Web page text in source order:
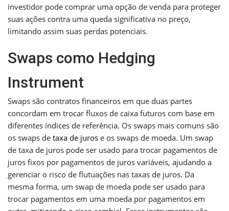
investidor pode comprar uma opção de venda para proteger
suas ações contra uma queda significativa no preço,
limitando assim suas perdas potenciais.
Swaps como Hedging
Instrument
Swaps são contratos financeiros em que duas partes
concordam em trocar fluxos de caixa futuros com base em
diferentes índices de referência. Os swaps mais comuns são
os swaps de taxa de juros e os swaps de moeda. Um swap
de taxa de juros pode ser usado para trocar pagamentos de
juros fixos por pagamentos de juros variáveis, ajudando a
gerenciar o risco de flutuações nas taxas de juros. Da
mesma forma, um swap de moeda pode ser usado para
trocar pagamentos em uma moeda por pagamentos em